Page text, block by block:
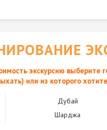
экскурсию выберите
или из которого
Дубай
Шарджа